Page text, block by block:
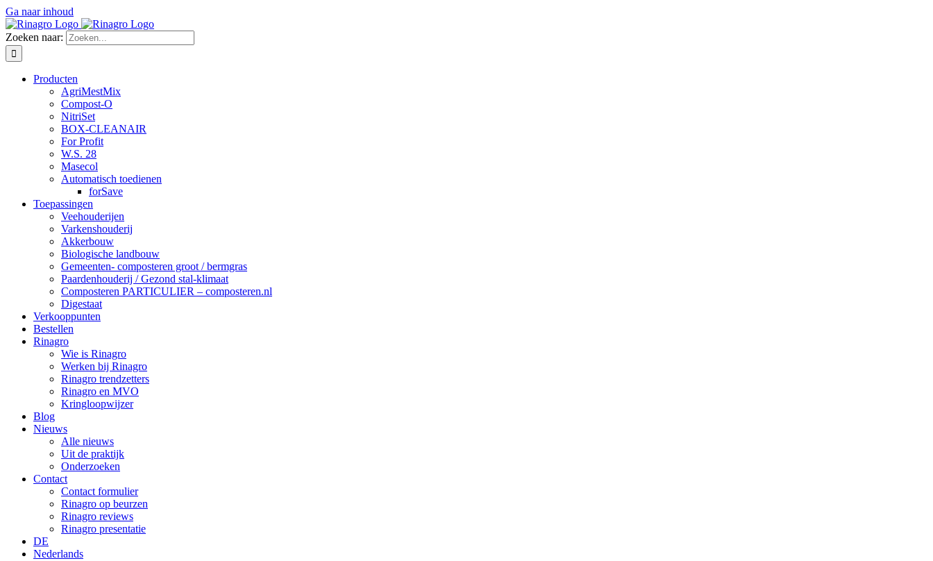
Ga naar inhoud
Zoeken naar:
Producten
AgriMestMix
Compost-O
NitriSet
BOX-CLEANAIR
For Profit
W.S. 28
Masecol
Automatisch toedienen
forSave
Toepassingen
Veehouderijen
Varkenshouderij
Akkerbouw
Biologische landbouw
Gemeenten- composteren groot / bermgras
Paardenhouderij / Gezond stal-klimaat
Composteren PARTICULIER – composteren.nl
Digestaat
Verkooppunten
Bestellen
Rinagro
Wie is Rinagro
Werken bij Rinagro
Rinagro trendzetters
Rinagro en MVO
Kringloopwijzer
Blog
Nieuws
Alle nieuws
Uit de praktijk
Onderzoeken
Contact
Contact formulier
Rinagro op beurzen
Rinagro reviews
Rinagro presentatie
DE
Nederlands